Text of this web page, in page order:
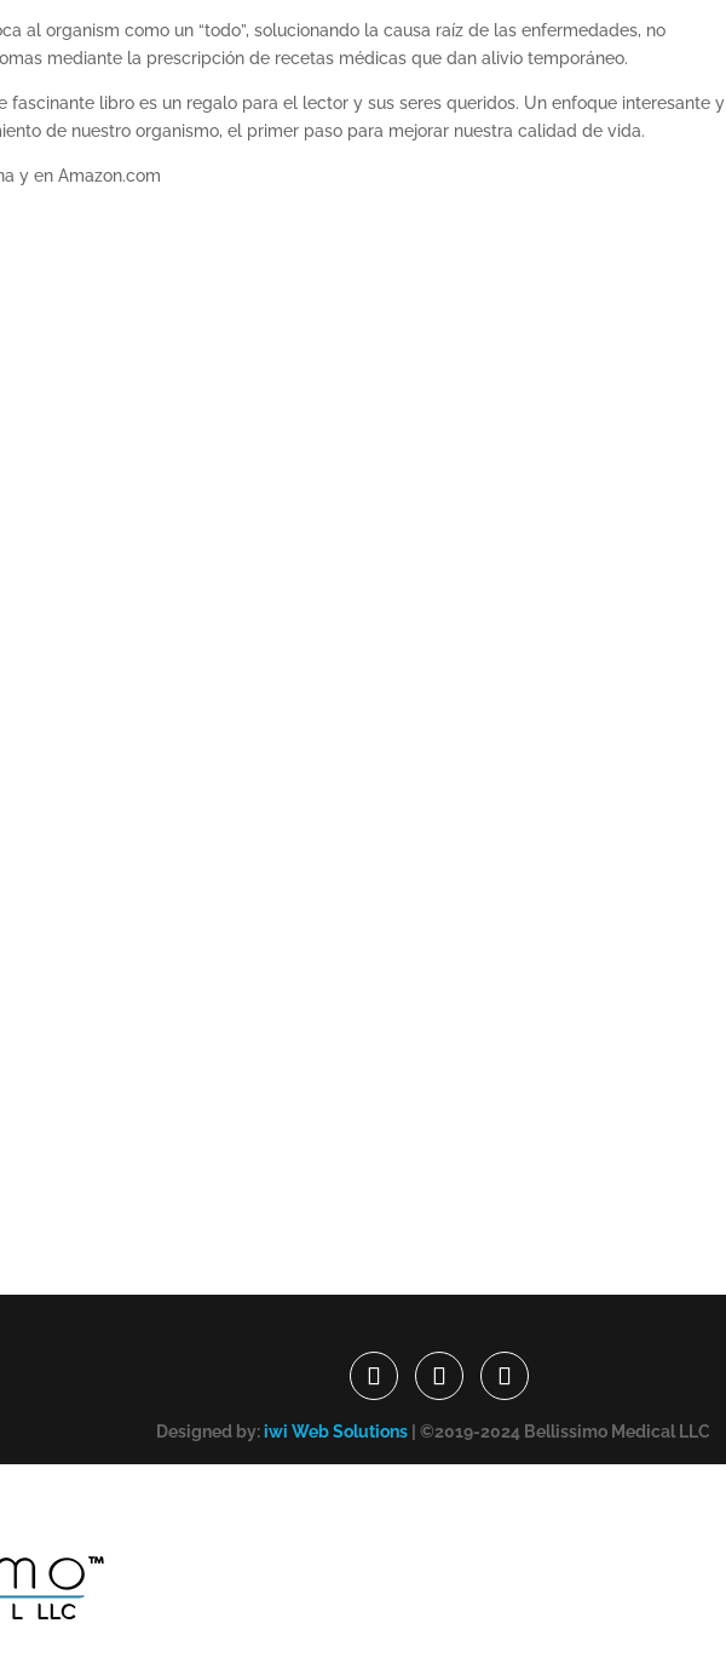
al organism como un “todo”, solucionando la causa raíz de las enfermedades, no
mediante la prescripción de recetas médicas que dan alivio temporáneo.
fascinante libro es un regalo para el lector y sus seres queridos. Un enfoque interesante y
de nuestro organismo, el primer paso para mejorar nuestra calidad de vida.
y en Amazon.com
Designed by:iwi Web Solutions | ©2019-2024 Bellissimo Medical LLC